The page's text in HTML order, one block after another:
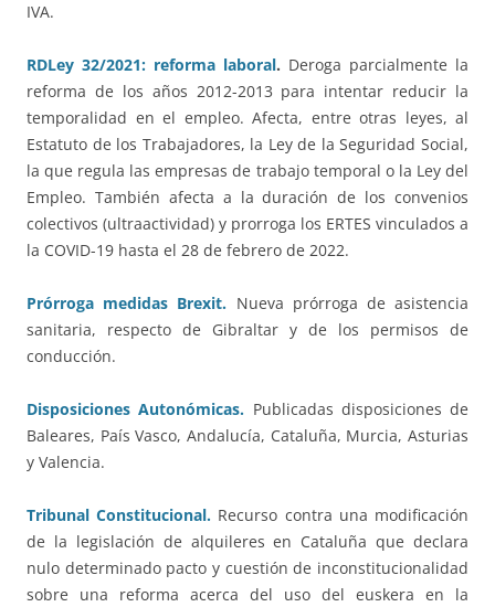
IVA.
RDLey 32/2021: reforma laboral. Deroga parcialmente la
reforma de los años 2012-2013 para intentar reducir la
temporalidad en el empleo. Afecta, entre otras leyes, al
Estatuto de los Trabajadores, la Ley de la Seguridad Social,
la que regula las empresas de trabajo temporal o la Ley del
Empleo. También afecta a la duración de los convenios
colectivos (ultraactividad) y prorroga los ERTES vinculados a
la COVID-19 hasta el 28 de febrero de 2022.
Prórroga medidas Brexit. Nueva prórroga de asistencia
sanitaria, respecto de Gibraltar y de los permisos de
conducción.
Disposiciones Autonómicas. Publicadas disposiciones de
Baleares, País Vasco, Andalucía, Cataluña, Murcia, Asturias
y Valencia.
Tribunal Constitucional. Recurso contra una modificación
de la legislación de alquileres en Cataluña que declara
nulo determinado pacto y cuestión de inconstitucionalidad
sobre una reforma acerca del uso del euskera en la